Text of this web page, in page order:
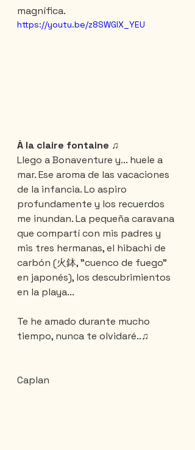
magnífica.
https://youtu.be/z8SWGlX_YEU
À la claire fontaine ♫
Llego a Bonaventure y... huele a
mar. Ese aroma de las vacaciones
de la infancia. Lo aspiro
profundamente y los recuerdos
me inundan. La pequeña caravana
que compartí con mis padres y
mis tres hermanas, el hibachi de
carbón (火鉢, "cuenco de fuego"
en japonés), los descubrimientos
en la playa...
Te he amado durante mucho
tiempo, nunca te olvidaré..♫
Caplan